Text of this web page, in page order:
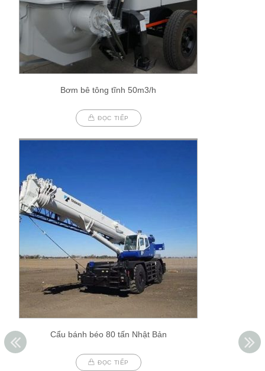
Bơm bê tông tĩnh 50m3/h
ĐỌC TIẾP
Cẩu bánh béo 80 tấn Nhật Bản
ĐỌC TIẾP